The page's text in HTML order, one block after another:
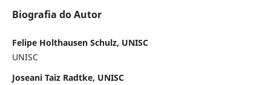
Biografia do Autor
Felipe Holthausen Schulz, UNISC
UNISC
Joseani Taiz Radtke, UNISC